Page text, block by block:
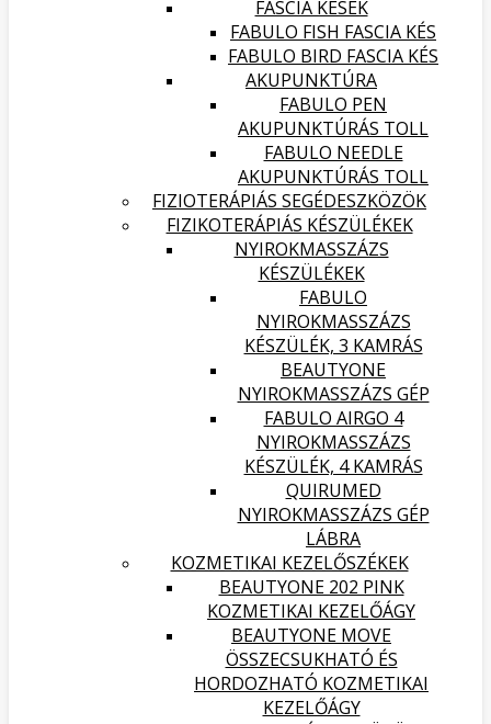
FASCIA KÉSEK
FABULO FISH FASCIA KÉS
FABULO BIRD FASCIA KÉS
AKUPUNKTÚRA
FABULO PEN
AKUPUNKTÚRÁS TOLL
FABULO NEEDLE
AKUPUNKTÚRÁS TOLL
FIZIOTERÁPIÁS SEGÉDESZKÖZÖK
FIZIKOTERÁPIÁS KÉSZÜLÉKEK
NYIROKMASSZÁZS
KÉSZÜLÉKEK
FABULO
NYIROKMASSZÁZS
KÉSZÜLÉK, 3 KAMRÁS
BEAUTYONE
NYIROKMASSZÁZS GÉP
FABULO AIRGO 4
NYIROKMASSZÁZS
KÉSZÜLÉK, 4 KAMRÁS
QUIRUMED
NYIROKMASSZÁZS GÉP
LÁBRA
KOZMETIKAI KEZELŐSZÉKEK
BEAUTYONE 202 PINK
KOZMETIKAI KEZELŐÁGY
BEAUTYONE MOVE
ÖSSZECSUKHATÓ ÉS
HORDOZHATÓ KOZMETIKAI
KEZELŐÁGY